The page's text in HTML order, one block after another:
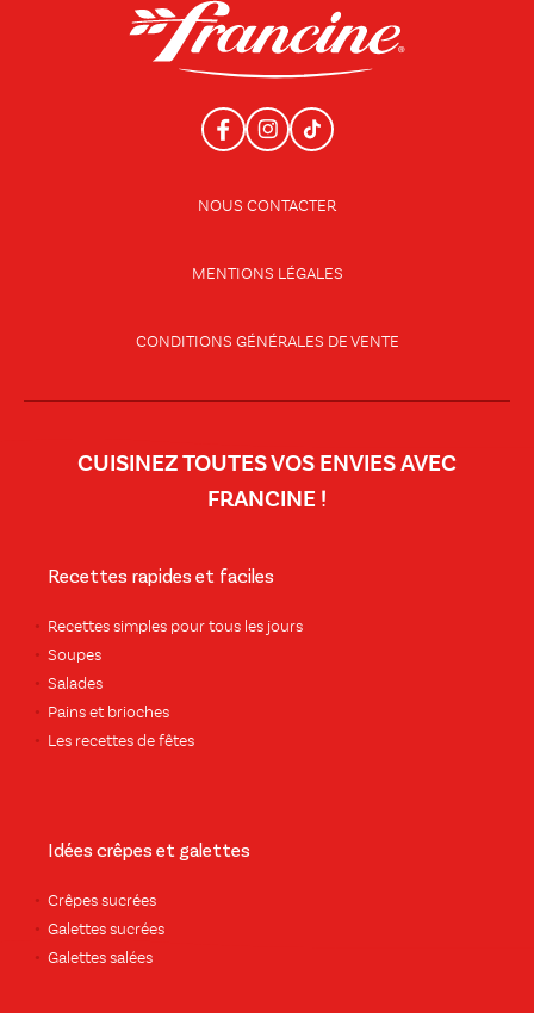
NOUS CONTACTER
MENTIONS LÉGALES
CONDITIONS GÉNÉRALES DE VENTE
CUISINEZ TOUTES VOS ENVIES AVEC
FRANCINE !
Recettes rapides et faciles
Recettes simples pour tous les jours
Soupes
Salades
Pains et brioches
Les recettes de fêtes
Idées crêpes et galettes
Crêpes sucrées
Galettes sucrées
Galettes salées